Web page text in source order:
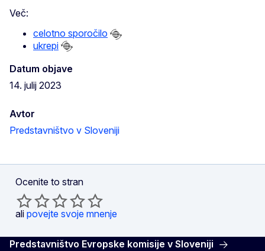
Več:
celotno sporočilo
ukrepi
Datum objave
14. julij 2023
Avtor
Predstavništvo v Sloveniji
Ocenite to stran
ali povejte svoje mnenje
Predstavništvo Evropske komisije v Sloveniji